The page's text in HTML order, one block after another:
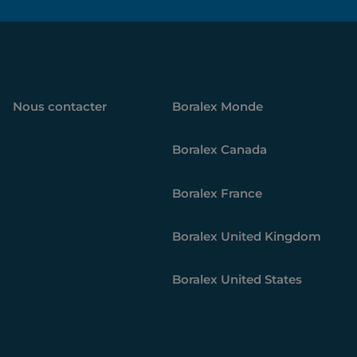
Nous contacter Boralex Monde
Boralex Canada
Boralex France
Boralex United Kingdom
Boralex United States